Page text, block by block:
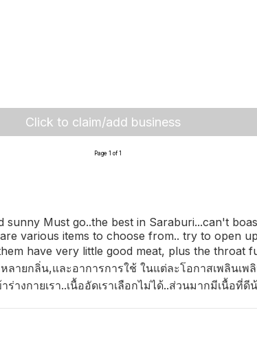
Click to claim/add business
Page 1 of 1
sunny Must go..the best in Saraburi...can't
various items to choose from.. try to open
have very little good meat, plus the throat
ายกลิ่น,และอาการการใช้ ในแต่ละโอกาสเพลินเ
งกายเรา..เนื้ออัดเราเลือกไม่ได้..ส่วนมากมีเนื้อที่